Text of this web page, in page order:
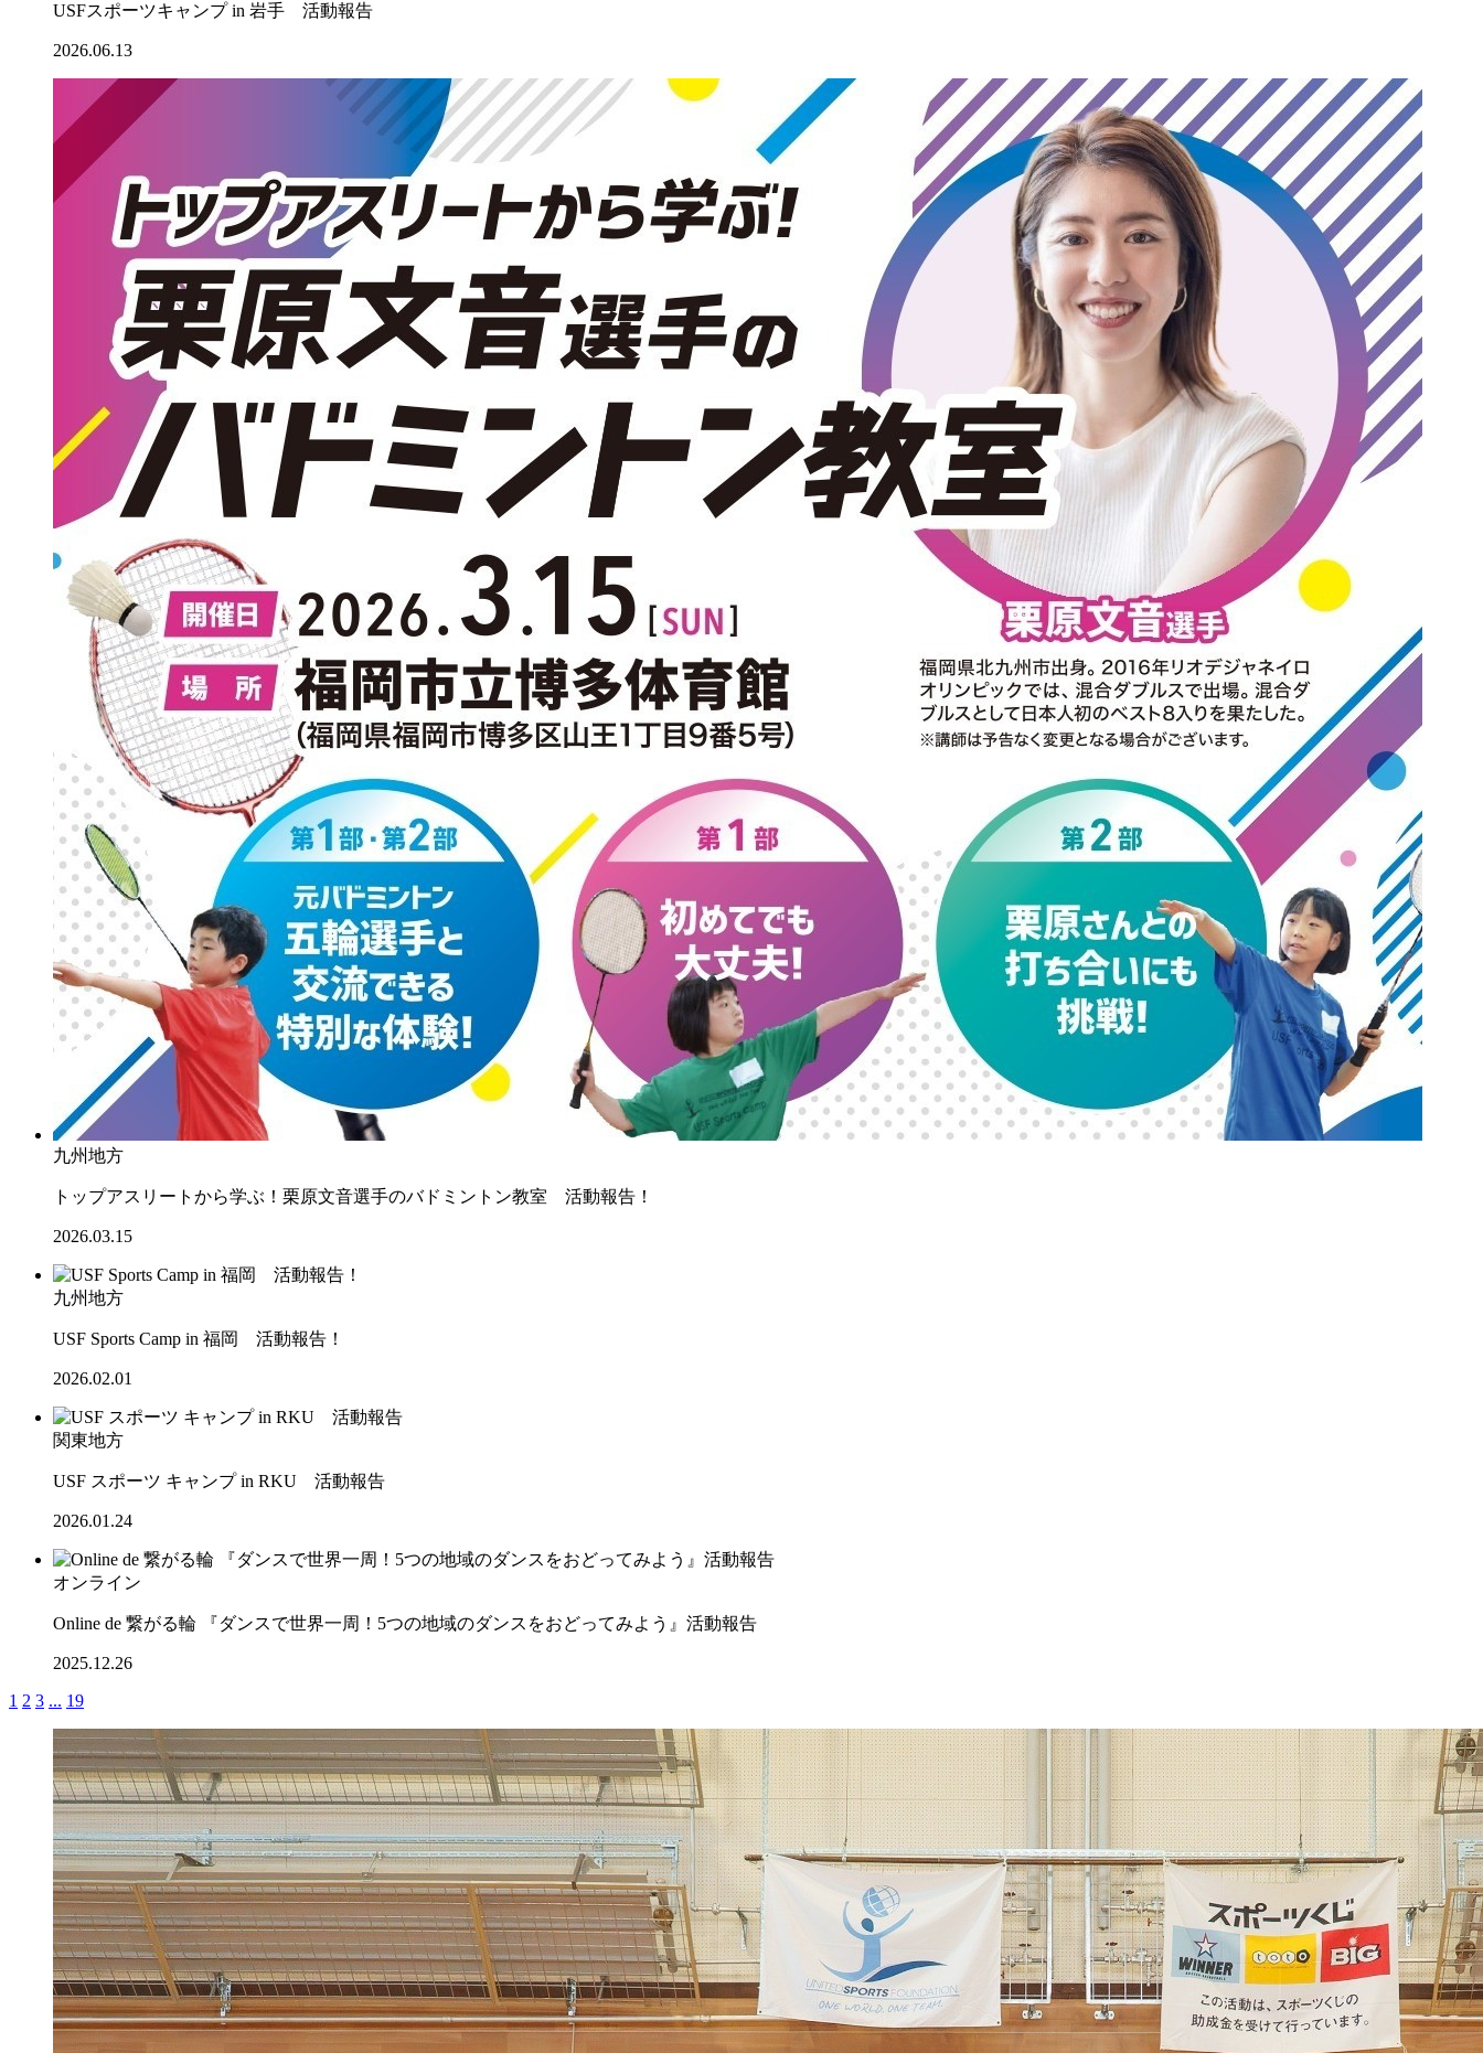
USFスポーツキャンプ in 岩手 活動報告
2026.06.13
九州地方
トップアスリートから学ぶ！栗原文音選手のバドミントン教室 活動報告！
2026.03.15
九州地方
USF Sports Camp in 福岡 活動報告！
2026.02.01
関東地方
USF スポーツ キャンプ in RKU 活動報告
2026.01.24
オンライン
Online de 繋がる輪 『ダンスで世界一周！5つの地域のダンスをおどってみよう』活動報告
2025.12.26
1 2 3 ... 19